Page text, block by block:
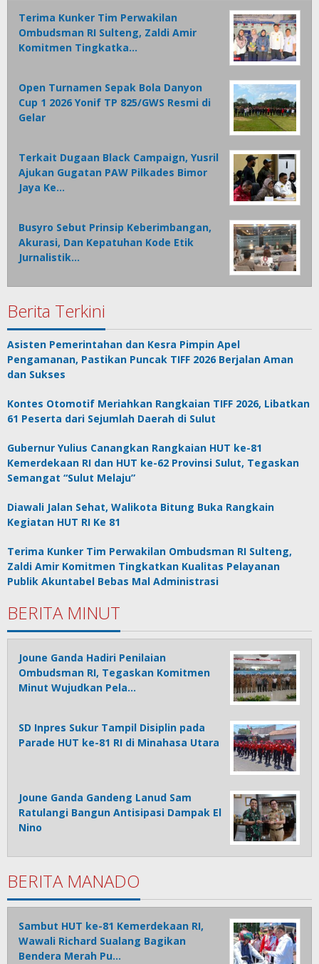
Terima Kunker Tim Perwakilan
Ombudsman RI Sulteng, Zaldi Amir
Komitmen Tingkatka…
Open Turnamen Sepak Bola Danyon
Cup 1 2026 Yonif TP 825/GWS Resmi di
Gelar
Terkait Dugaan Black Campaign, Yusril
Ajukan Gugatan PAW Pilkades Bimor
Jaya Ke…
Busyro Sebut Prinsip Keberimbangan,
Akurasi, Dan Kepatuhan Kode Etik
Jurnalistik…
Berita Terkini
Asisten Pemerintahan dan Kesra Pimpin Apel
Pengamanan, Pastikan Puncak TIFF 2026 Berjalan Aman
dan Sukses
Kontes Otomotif Meriahkan Rangkaian TIFF 2026, Libatkan
61 Peserta dari Sejumlah Daerah di Sulut
Gubernur Yulius Canangkan Rangkaian HUT ke-81
Kemerdekaan RI dan HUT ke-62 Provinsi Sulut, Tegaskan
Semangat “Sulut Melaju”
Diawali Jalan Sehat, Walikota Bitung Buka Rangkain
Kegiatan HUT RI Ke 81
Terima Kunker Tim Perwakilan Ombudsman RI Sulteng,
Zaldi Amir Komitmen Tingkatkan Kualitas Pelayanan
Publik Akuntabel Bebas Mal Administrasi
BERITA MINUT
Joune Ganda Hadiri Penilaian
Ombudsman RI, Tegaskan Komitmen
Minut Wujudkan Pela…
SD Inpres Sukur Tampil Disiplin pada
Parade HUT ke-81 RI di Minahasa Utara
Joune Ganda Gandeng Lanud Sam
Ratulangi Bangun Antisipasi Dampak El
Nino
BERITA MANADO
Sambut HUT ke-81 Kemerdekaan RI,
Wawali Richard Sualang Bagikan
Bendera Merah Pu…